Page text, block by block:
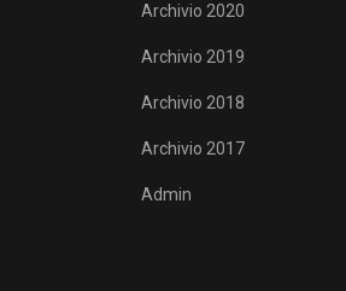
Archivio 2020
Archivio 2019
Archivio 2018
Archivio 2017
Admin